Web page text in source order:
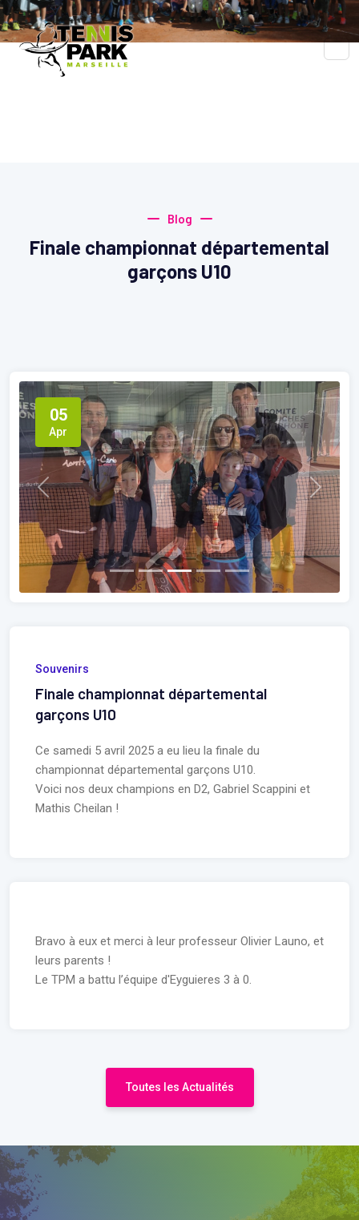
Blog
Finale championnat départemental
garçons U10
05
Apr
Previous Next
Souvenirs
Finale championnat départemental
garçons U10
Ce samedi 5 avril 2025 a eu lieu la finale du
championnat départemental garçons U10.
Voici nos deux champions en D2, Gabriel Scappini et
Mathis Cheilan !
Bravo à eux et merci à leur professeur Olivier Launo, et
leurs parents !
Le TPM a battu l’équipe d'Eyguieres 3 à 0.
Toutes les Actualités